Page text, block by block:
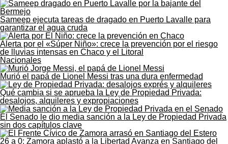
Sameep ejecuta tareas de dragado en Puerto Lavalle para
garantizar el agua cruda
Alerta por el «Súper Niño»: crece la prevención por el riesgo
de lluvias intensas en Chaco y el Litoral
Nacionales
Murió el papá de Lionel Messi tras una dura enfermedad
Qué cambia si se aprueba la Ley de Propiedad Privada:
desalojos, alquileres y expropiaciones
El Senado le dio media sanción a la Ley de Propiedad Privada
sin dos capítulos clave
26 a 0: Zamora aplastó a la Libertad Avanza en Santiago del